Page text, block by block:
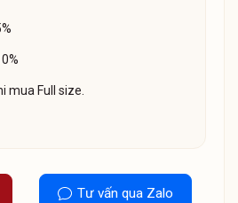
mua Full size.
Tư vấn qua Zalo